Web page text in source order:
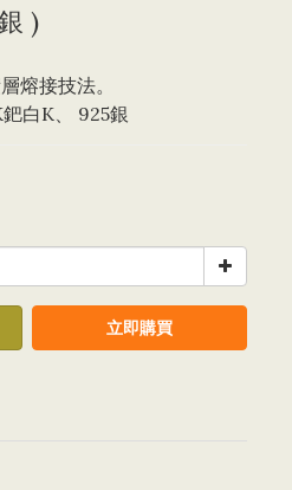
)
熔接技法。
白K、 925銀
立即購買